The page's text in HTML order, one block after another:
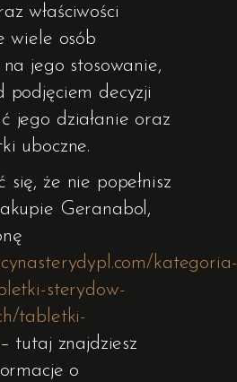
właściwości
wiele osób
jego stosowanie,
podjęciem decyzji
jego działanie oraz
uboczne.
się, że nie popełnisz
Geranabol,
kategoria-
sterydow-
tabletki-
– tutaj znajdziesz
o